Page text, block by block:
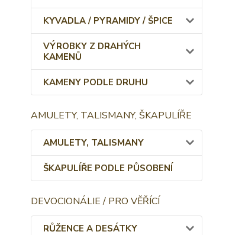
KYVADLA / PYRAMIDY / ŠPICE
VÝROBKY Z DRAHÝCH
KAMENŮ
KAMENY PODLE DRUHU
AMULETY, TALISMANY, ŠKAPULÍŘE
AMULETY, TALISMANY
ŠKAPULÍŘE PODLE PŮSOBENÍ
DEVOCIONÁLIE / PRO VĚŘÍCÍ
RŮŽENCE A DESÁTKY